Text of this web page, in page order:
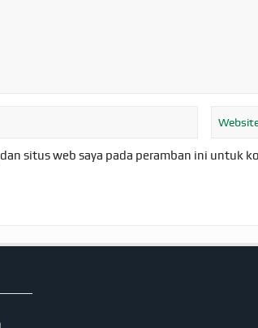
situs web saya pada peramban ini untuk